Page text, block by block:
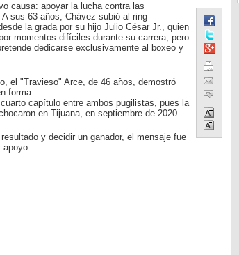
causa: apoyar la lucha contra las
sus 63 años, Chávez subió al ring
la grada por su hijo Julio César Jr., quien
momentos difíciles durante su carrera, pero
dedicarse exclusivamente al boxeo y
el "Travieso" Arce, de 46 años, demostró
forma.
capítulo entre ambos pugilistas, pues la
en Tijuana, en septiembre de 2020.
y decidir un ganador, el mensaje fue
apoyo.